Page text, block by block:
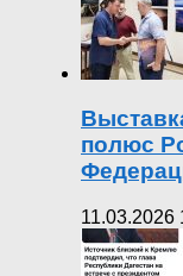
полюс
11.03.2026